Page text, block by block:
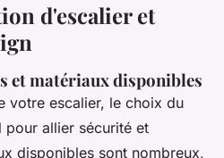
d'escalier et
et matériaux disponibles
votre escalier, le choix du
pour allier sécurité et
disponibles sont nombreux,